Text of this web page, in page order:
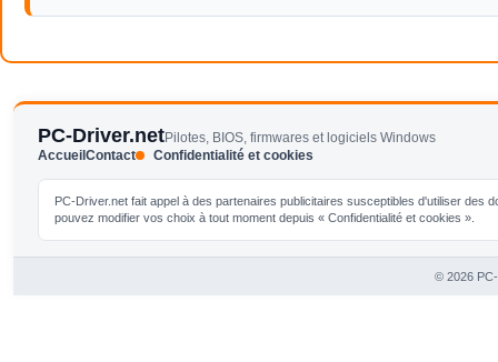
PC-Driver.netPilotes, BIOS, firmwares et logiciels Windows
Accueil Contact Confidentialité et cookies
PC-Driver.net fait appel à des partenaires publicitaires susceptibles d'utiliser
pouvez modifier vos choix à tout moment depuis « Confidentialité et cookies ».
© 2026